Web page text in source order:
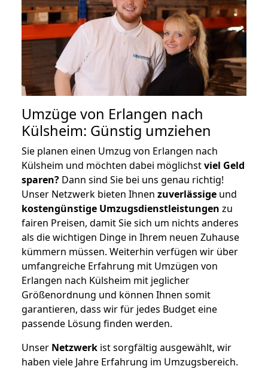
Umzüge von Erlangen nach
Külsheim: Günstig umziehen
Sie planen einen Umzug von Erlangen nach
Külsheim und möchten dabei möglichstviel Geld
sparen? Dann sind Sie bei uns genau richtig!
Unser Netzwerk bieten Ihnen zuverlässige und
kostengünstige Umzugsdienstleistungen zu
fairen Preisen, damit Sie sich um nichts anderes
als die wichtigen Dinge in Ihrem neuen Zuhause
kümmern müssen. Weiterhin verfügen wir über
umfangreiche Erfahrung mit Umzügen von
Erlangen nach Külsheim mit jeglicher
Größenordnung und können Ihnen somit
garantieren, dass wir für jedes Budget eine
passende Lösung finden werden.
Unser Netzwerk ist sorgfältig ausgewählt, wir
haben viele Jahre Erfahrung im Umzugsbereich.